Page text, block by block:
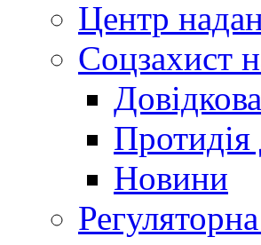
Центр
Соцзахист
Новини